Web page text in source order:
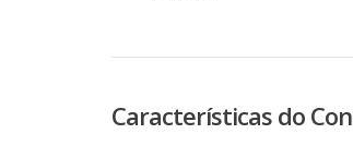
Características do